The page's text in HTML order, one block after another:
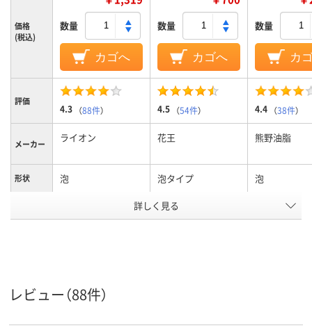
価格
(税込)
数量
カゴへ
数量
カゴへ
数量
カ
評価
4.3 （88件） 4.5 （54件） 4.4 （38件）
メーカー ライオン 花王 熊野油脂
形状 泡 泡タイプ 泡
詳しく見る
レビュー（88件）